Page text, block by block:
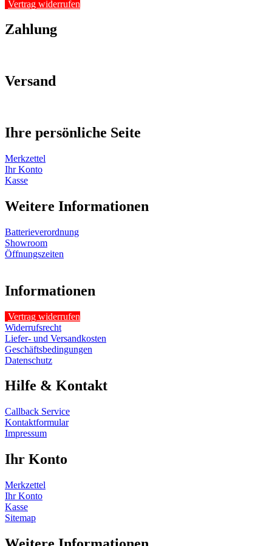
Vertrag widerrufen
Zahlung
Versand
Ihre persönliche Seite
Merkzettel
Ihr Konto
Kasse
Weitere Informationen
Batterieverordnung
Showroom
Öffnungszeiten
Informationen
Vertrag widerrufen
Widerrufsrecht
Liefer- und Versandkosten
Geschäftsbedingungen
Datenschutz
Hilfe & Kontakt
Callback Service
Kontaktformular
Impressum
Ihr Konto
Merkzettel
Ihr Konto
Kasse
Sitemap